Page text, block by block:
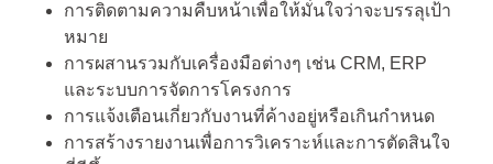
การติดตามความคืบหน้าเพื่อให้มั่นใจว่าจะบรรลุเป้า
หมาย
การผสานรวมกับเครื่องมือต่างๆ เช่น CRM, ERP
และระบบการจัดการโครงการ
การแจ้งเตือนเกี่ยวกับงานที่ค้างอยู่หรือเกินกำหนด
การสร้างรายงานเพื่อการวิเคราะห์และการตัดสินใจ